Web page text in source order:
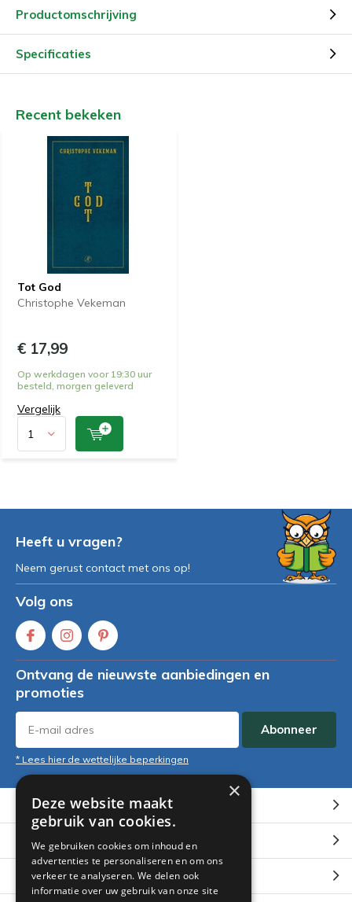
Productomschrijving
Specificaties
Recent bekeken
Tot God
Christophe Vekeman
€ 17,99
Op werkdagen voor 19:30 uur
besteld, morgen geleverd
Vergelijk
Heeft u vragen?
Neem gerust contact met ons op!
Volg ons
Ontvang de nieuwste aanbiedingen en
promoties
Abonneer
* Lees hier de wettelijke beperkingen
Klantenservice
Mijn account
Categorieën
×
Deze website maakt
gebruik van cookies.
We gebruiken cookies om inhoud en
advertenties te personaliseren en om ons
verkeer te analyseren. We delen ook
informatie over uw gebruik van onze site